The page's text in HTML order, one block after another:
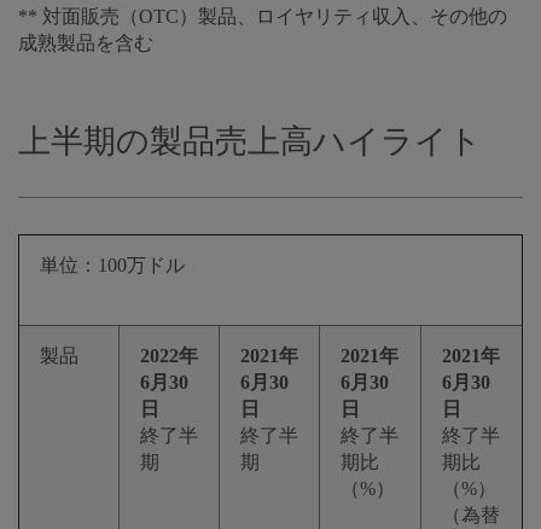
** 対面販売（OTC）製品、ロイヤリティ収入、その他の
成熟製品を含む
上半期の製品売上高ハイライト
単位：100万ドル
製品
2022年
6月30
日
終了半
期
2021年
6月30
日
終了半
期
2021年
6月30
日
終了半
期比
（%）
2021年
6月30
日
終了半
期比
（%）
（為替